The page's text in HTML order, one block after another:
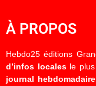
À PROPOS
Hebdo25 éditions
d’infos localesle plus
journal hebdomadaire